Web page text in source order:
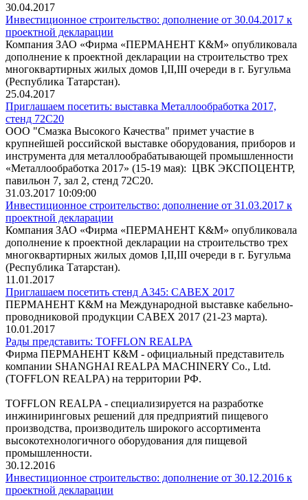
30.04.2017
Инвестиционное строительство: дополнение от 30.04.2017 к
проектной декларации
Компания ЗАО «Фирма «ПЕРМАНЕНТ К&М» опубликовала
дополнение к проектной декларации на строительство трех
многоквартирных жилых домов I,II,III очереди в г. Бугульма
(Республика Татарстан).
25.04.2017
Приглашаем посетить: выставка Металлообработка 2017,
стенд 72C20
ООО "Смазка Высокого Качества" примет участие в
крупнейшей российской выставке оборудования, приборов и
инструмента для металлообрабатывающей промышленности
«Металлообработка 2017» (15-19 мая): ЦВК ЭКСПОЦЕНТР,
павильон 7, зал 2, стенд 72C20.
31.03.2017 10:09:00
Инвестиционное строительство: дополнение от 31.03.2017 к
проектной декларации
Компания ЗАО «Фирма «ПЕРМАНЕНТ К&М» опубликовала
дополнение к проектной декларации на строительство трех
многоквартирных жилых домов I,II,III очереди в г. Бугульма
(Республика Татарстан).
11.01.2017
Приглашаем посетить стенд А345: CABEX 2017
ПЕРМАНЕНТ К&М на Международной выставке кабельно-
проводниковой продукции CABEX 2017 (21-23 марта).
10.01.2017
Рады представить: TOFFLON REALPA
Фирма ПЕРМАНЕНТ К&М - официальный представитель
компании SHANGHAI REALPA MACHINERY Co., Ltd.
(TOFFLON REALPA) на территории РФ.
TOFFLON REALPA - cпециализируется на разработке
инжиниринговых решений для предприятий пищевого
производства, производитель широкого ассортимента
высокотехнологичного оборудования для пищевой
промышленности.
30.12.2016
Инвестиционное строительство: дополнение от 30.12.2016 к
проектной декларации